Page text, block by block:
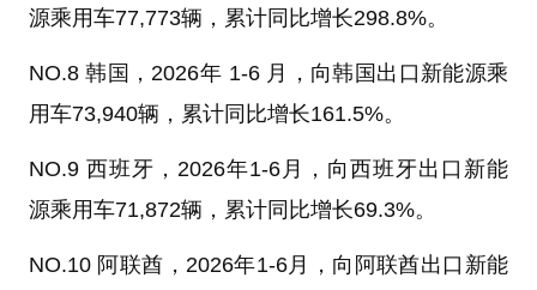
源乘用车77,773辆，累计同比增长298.8%。
NO.8 韩国，2026年 1-6 月，向韩国出口新能源乘
用车73,940辆，累计同比增长161.5%。
NO.9 西班牙，2026年1-6月，向西班牙出口新能
源乘用车71,872辆，累计同比增长69.3%。
NO.10 阿联酋，2026年1-6月，向阿联酋出口新能